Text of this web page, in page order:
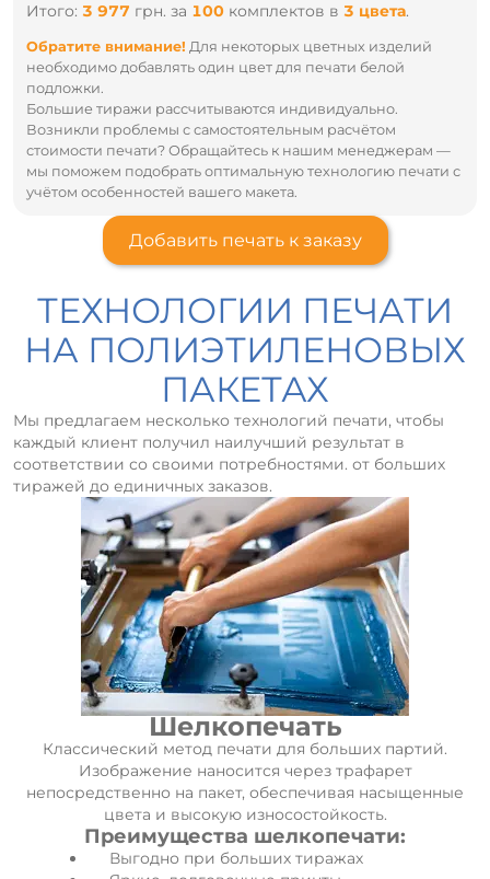
Итого: 3 977 грн. за 100 комплектов в 3 цвета.
Обратите внимание! Для некоторых цветных изделий
необходимо добавлять один цвет для печати белой
подложки.
Большие тиражи рассчитываются индивидуально.
Возникли проблемы с самостоятельным расчётом
стоимости печати? Обращайтесь к нашим менеджерам —
мы поможем подобрать оптимальную технологию печати с
учётом особенностей вашего макета.
Добавить печать к заказу
ТЕХНОЛОГИИ ПЕЧАТИ
НА ПОЛИЭТИЛЕНОВЫХ
ПАКЕТАХ
Мы предлагаем несколько технологий печати, чтобы
каждый клиент получил наилучший результат в
соответствии со своими потребностями. от больших
тиражей до единичных заказов.
Шелкопечать
Классический метод печати для больших партий.
Изображение наносится через трафарет
непосредственно на пакет, обеспечивая насыщенные
цвета и высокую износостойкость.
Преимущества шелкопечати:
Выгодно при больших тиражах